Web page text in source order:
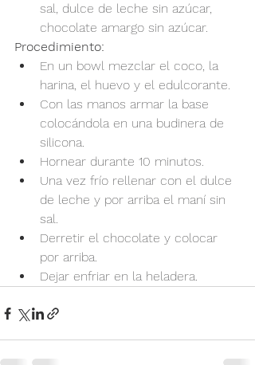
sal, dulce de leche sin azúcar,
chocolate amargo sin azúcar.
Procedimiento:
En un bowl mezclar el coco, la
harina, el huevo y el edulcorante.
Con las manos armar la base
colocándola en una budinera de
silicona.
Hornear durante 10 minutos.
Una vez frío rellenar con el dulce
de leche y por arriba el maní sin
sal.
Derretir el chocolate y colocar
por arriba.
Dejar enfriar en la heladera.